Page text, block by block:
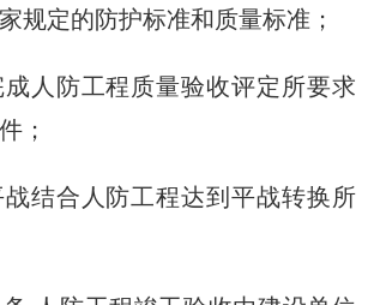
规定的防护标准和质量标准；
防工程质量验收评定所要求
；
合人防工程达到平战转换所